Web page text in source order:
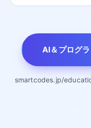
AI＆プログ
smartcodes.jp/